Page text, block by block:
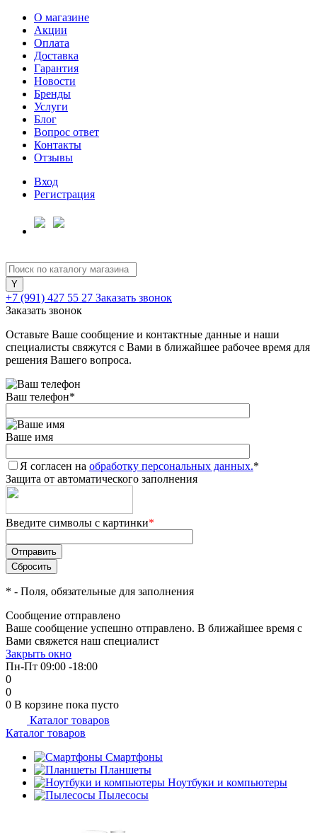
О магазине
Акции
Оплата
Доставка
Гарантия
Новости
Бренды
Услуги
Блог
Вопрос ответ
Контакты
Отзывы
Вход
Регистрация
+7 (991) 427 55 27 Заказать звонок
Заказать звонок
Оставьте Ваше сообщение и контактные данные и наши
специалисты свяжутся с Вами в ближайшее рабочее время для
решения Вашего вопроса.
Ваш телефон*
Ваше имя
Я согласен на обработку персональных данных.*
Защита от автоматического заполнения
Введите символы с картинки*
* - Поля, обязательные для заполнения
Сообщение отправлено
Ваше сообщение успешно отправлено. В ближайшее время с
Вами свяжется наш специалист
Закрыть окно
Пн-Пт 09:00 -18:00
0
0
0 В корзине пока пусто
Каталог товаров
Каталог товаров
Смартфоны
Планшеты
Ноутбуки и компьютеры
Пылесосы
Для клиентов всех банков
Разбейте
оплатуна части
без переплат
График платежей
Сегодня
25%
Добавляйте товары
в корзину
Оплачивайте сегодня только
25% картой любого банка
Получайте товар
выбранный способом
Оставшиеся75% будут
списыватьсяс вашей карты
по
Подробнее
об оплате Плайтом
недели
plait.ru